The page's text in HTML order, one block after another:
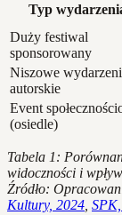
Typ
Duży festiwal
sponsorowany
Niszowe
autorskie
Event
(osiedle)
Tabela 1:
widoczności i
Źródło:
Kultury, 2024